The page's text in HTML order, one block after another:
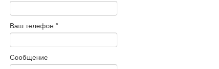
Ваш телефон *
Сообщение